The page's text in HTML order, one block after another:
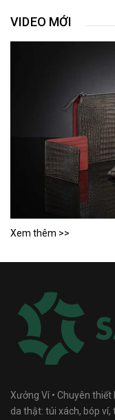
VIDEO MỚI
Xem thêm >>
Xưởng Ví • Chuyên
da thật: túi xách, bóp